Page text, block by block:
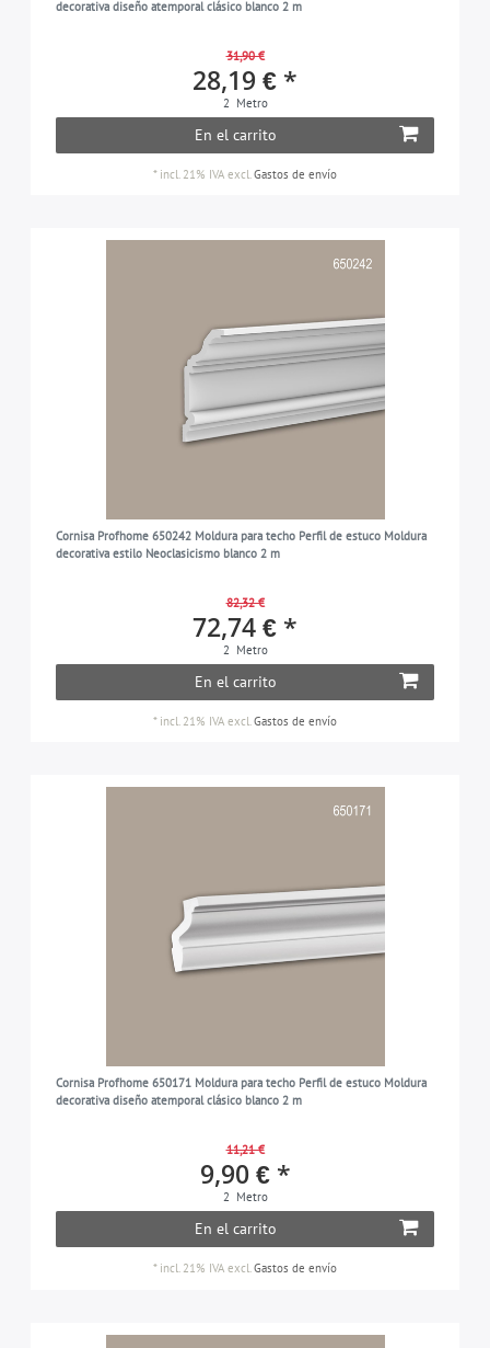
decorativa diseño atemporal clásico blanco 2 m
31,90 €
28,19 € *
2 Metro
En el carrito
* incl. 21% IVA excl. Gastos de envío
Cornisa Profhome 650242 Moldura para techo Perfil de estuco Moldura
decorativa estilo Neoclasicismo blanco 2 m
82,32 €
72,74 € *
2 Metro
En el carrito
* incl. 21% IVA excl.Gastos de envío
Cornisa Profhome 650171 Moldura para techo Perfil de estuco Moldura
decorativa diseño atemporal clásico blanco 2 m
11,21 €
9,90 € *
2 Metro
En el carrito
* incl. 21% IVA excl.Gastos de envío